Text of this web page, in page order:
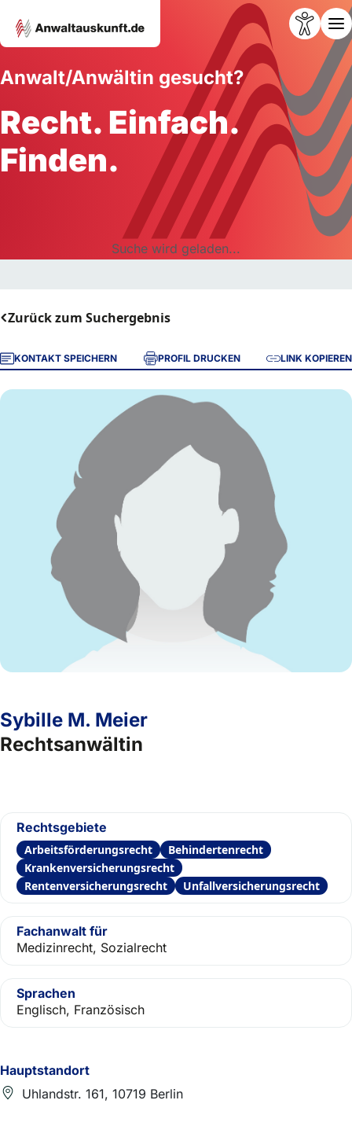
Anwalt/Anwältin gesucht?
Recht. Einfach.
Finden.
Suche wird geladen...
Zurück zum Suchergebnis
KONTAKT SPEICHERN PROFIL DRUCKEN LINK KOPIEREN
Hauptstandort
Uhlandstr. 161, 10719 Berlin
Sybille M. Meier
Rechtsanwältin
Rechtsgebiete
Arbeitsförderungsrecht
Behindertenrecht
Krankenversicherungsrecht
Rentenversicherungsrecht
Unfallversicherungsrecht
Fachanwalt für
Medizinrecht, Sozialrecht
Sprachen
Englisch, Französisch